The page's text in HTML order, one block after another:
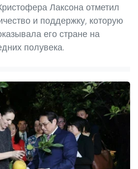
Лаксона отметил
и поддержку, которую
его стране на
полувека.